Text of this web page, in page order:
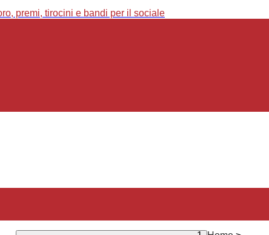
premi, tirocini e bandi per il sociale